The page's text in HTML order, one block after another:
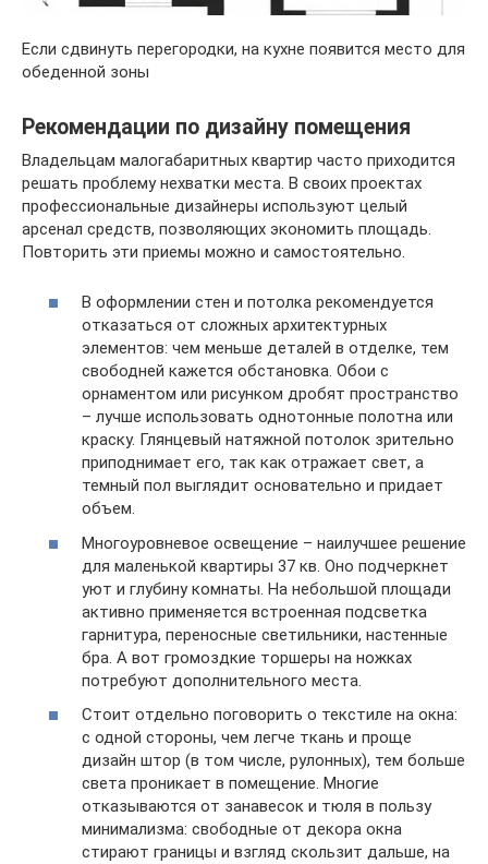
Если сдвинуть перегородки, на кухне появится место для
обеденной зоны
Рекомендации по дизайну помещения
Владельцам малогабаритных квартир часто приходится
решать проблему нехватки места. В своих проектах
профессиональные дизайнеры используют целый
арсенал средств, позволяющих экономить площадь.
Повторить эти приемы можно и самостоятельно.
В оформлении стен и потолка рекомендуется
отказаться от сложных архитектурных
элементов: чем меньше деталей в отделке, тем
свободней кажется обстановка. Обои с
орнаментом или рисунком дробят пространство
– лучше использовать однотонные полотна или
краску. Глянцевый натяжной потолок зрительно
приподнимает его, так как отражает свет, а
темный пол выглядит основательно и придает
объем.
Многоуровневое освещение – наилучшее решение
для маленькой квартиры 37 кв. Оно подчеркнет
уют и глубину комнаты. На небольшой площади
активно применяется встроенная подсветка
гарнитура, переносные светильники, настенные
бра. А вот громоздкие торшеры на ножках
потребуют дополнительного места.
Стоит отдельно поговорить о текстиле на окна:
с одной стороны, чем легче ткань и проще
дизайн штор (в том числе, рулонных), тем больше
света проникает в помещение. Многие
отказываются от занавесок и тюля в пользу
минимализма: свободные от декора окна
стирают границы и взгляд скользит дальше, на